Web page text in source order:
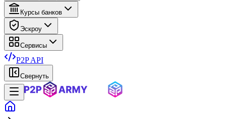
Курсы банков
Эскроу
Сервисы
P2P API
Свернуть